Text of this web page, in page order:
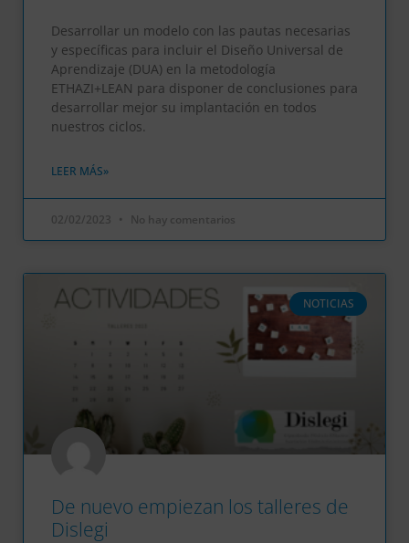
Desarrollar un modelo con las pautas necesarias
y específicas para incluir el Diseño Universal de
Aprendizaje (DUA) en la metodología
ETHAZI+LEAN para disponer de conclusiones para
desarrollar mejor su implantación en todos
nuestros ciclos.
LEER MÁS»
02/02/2023 No hay comentarios
NOTICIAS
De nuevo empiezan los talleres de
Dislegi